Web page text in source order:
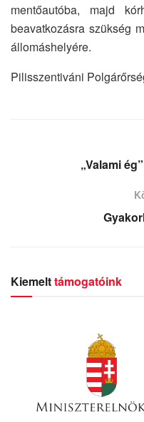
mentőautóba, majd
beavatkozásra szükség
állomáshelyére.
Pilisszentiváni
„Valami
Kiemelttámogatóink